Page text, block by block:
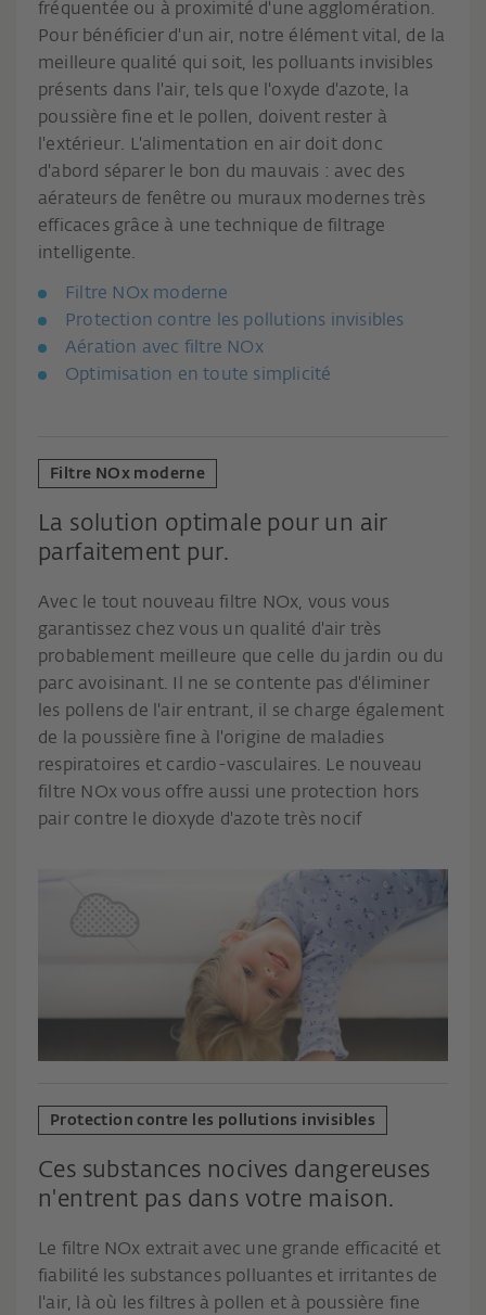
fréquentée ou à proximité d'une agglomération.
Pour bénéficier d'un air, notre élément vital, de la
meilleure qualité qui soit, les polluants invisibles
présents dans l'air, tels que l'oxyde d'azote, la
poussière fine et le pollen, doivent rester à
l'extérieur. L'alimentation en air doit donc
d'abord séparer le bon du mauvais : avec des
aérateurs de fenêtre ou muraux modernes très
efficaces grâce à une technique de filtrage
intelligente.
Filtre NOx moderne
Protection contre les pollutions invisibles
Aération avec filtre NOx
Optimisation en toute simplicité
Filtre NOx moderne
La solution optimale pour un air
parfaitement pur.
Avec le tout nouveau filtre NOx, vous vous
garantissez chez vous un qualité d'air très
probablement meilleure que celle du jardin ou du
parc avoisinant. Il ne se contente pas d'éliminer
les pollens de l'air entrant, il se charge également
de la poussière fine à l'origine de maladies
respiratoires et cardio-vasculaires. Le nouveau
filtre NOx vous offre aussi une protection hors
pair contre le dioxyde d'azote très nocif
Protection contre les pollutions invisibles
Ces substances nocives dangereuses
n'entrent pas dans votre maison.
Le filtre NOx extrait avec une grande efficacité et
fiabilité les substances polluantes et irritantes de
l'air, là où les filtres à pollen et à poussière fine